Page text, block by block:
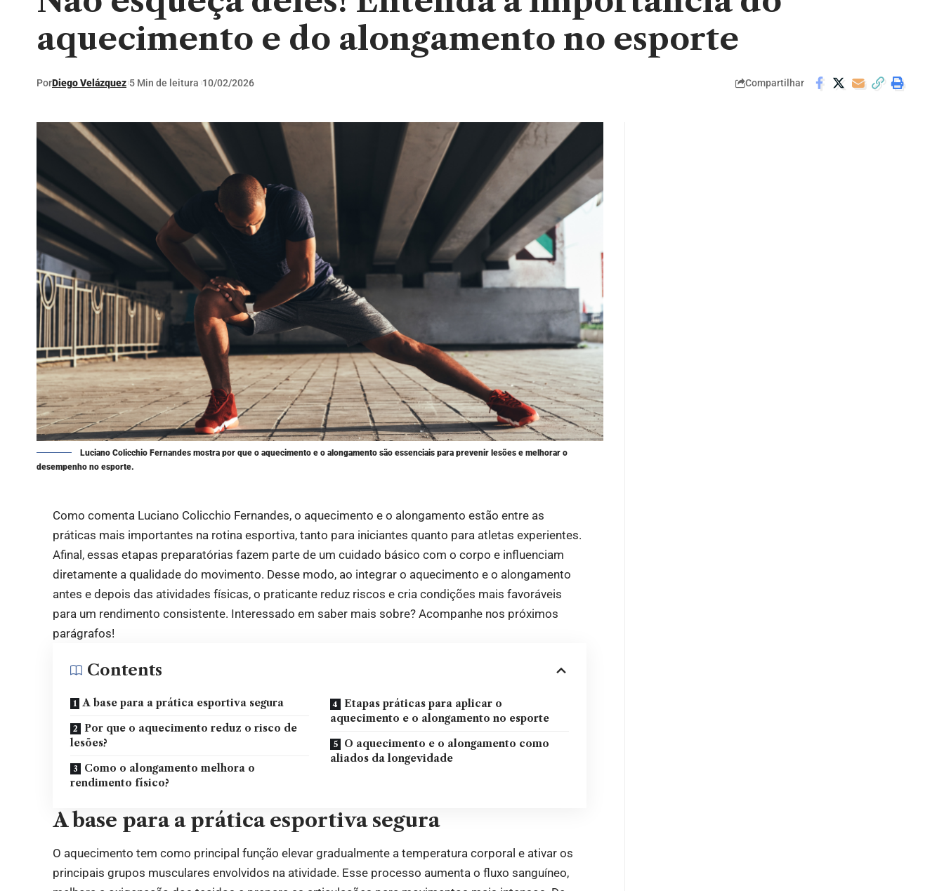
aquecimento e do alongamento no esporte
PorDiego Velázquez 5 Min de leitura 10/02/2026 Compartilhar
Luciano Colicchio Fernandes mostra por que o aquecimento e o alongamento são essenciais para prevenir lesões e melhorar o
desempenho no esporte.
Como comenta Luciano Colicchio Fernandes, o aquecimento e o alongamento estão entre as
práticas mais importantes na rotina esportiva, tanto para iniciantes quanto para atletas experientes.
Afinal, essas etapas preparatórias fazem parte de um cuidado básico com o corpo e influenciam
diretamente a qualidade do movimento. Desse modo, ao integrar o aquecimento e o alongamento
antes e depois das atividades físicas, o praticante reduz riscos e cria condições mais favoráveis
para um rendimento consistente. Interessado em saber mais sobre? Acompanhe nos próximos
parágrafos!
Contents
A base para a prática esportiva segura
Por que o aquecimento reduz o risco de
lesões?
Como o alongamento melhora o
rendimento físico?
Etapas práticas para aplicar o
aquecimento e o alongamento no esporte
O aquecimento e o alongamento como
aliados da longevidade
A base para a prática esportiva segura
O aquecimento tem como principal função elevar gradualmente a temperatura corporal e ativar os
principais grupos musculares envolvidos na atividade. Esse processo aumenta o fluxo sanguíneo,